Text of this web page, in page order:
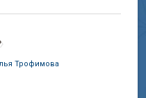
Трофимова